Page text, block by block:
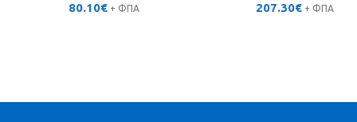
80.10€ + ΦΠΑ 207.30€ + ΦΠΑ